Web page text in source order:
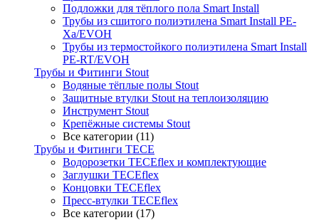
Подложки для тёплого пола Smart Install
Трубы из сшитого полиэтилена Smart Install PE-
Xa/EVOH
Трубы из термостойкого полиэтилена Smart Install
PE-RT/EVOH
Трубы и Фитинги Stout
Водяные тёплые полы Stout
Защитные втулки Stout на теплоизоляцию
Инструмент Stout
Крепёжные системы Stout
Все категории (11)
Трубы и Фитинги TECE
Водорозетки TECEflex и комплектующие
Заглушки TECEflex
Концовки TECEflex
Пресс-втулки TECEflex
Все категории (17)